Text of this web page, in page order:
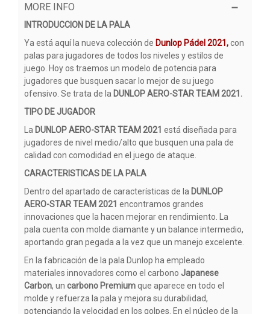
MORE INFO
INTRODUCCION DE LA PALA
Ya está aquí la nueva colección de Dunlop Pádel 2021,con
palas para jugadores de todos los niveles y estilos de
juego. Hoy os traemos un modelo de potencia para
jugadores que busquen sacar lo mejor de su juego
ofensivo. Se trata de la DUNLOP AERO-STAR TEAM 2021.
TIPO DE JUGADOR
La DUNLOP AERO-STAR TEAM 2021 está diseñada para
jugadores de nivel medio/alto que busquen una pala de
calidad con comodidad en el juego de ataque.
CARACTERISTICAS DE LA PALA
Dentro del apartado de características de la DUNLOP
AERO-STAR TEAM 2021 encontramos grandes
innovaciones que la hacen mejorar en rendimiento. La
pala cuenta con molde diamante y un balance intermedio,
aportando gran pegada a la vez que un manejo excelente.
En la fabricación de la pala Dunlop ha empleado
materiales innovadores como el carbono Japanese
Carbon, un carbono Premiumque aparece en todo el
molde y refuerza la pala y mejora su durabilidad,
potenciando la velocidad en los golpes. En el núcleo de la